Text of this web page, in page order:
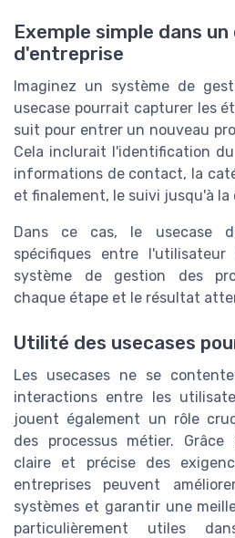
Exemple simple dans
d'entreprise
Imaginez un système de
usecase pourrait capturer les
suit pour entrer un nouveau
Cela inclurait l'identification
informations de contact, la
et finalement, le suivi jusqu'à la
Dans ce cas, le usecase
spécifiques entre
système de gestion des
chaque étape et le résultat
Utilité des usecases
Les usecases ne se
interactions entre les
jouent également un rôle
des processus métier.
claire et précise des
entreprises peuvent
systèmes et garantir une
particulièrement utiles